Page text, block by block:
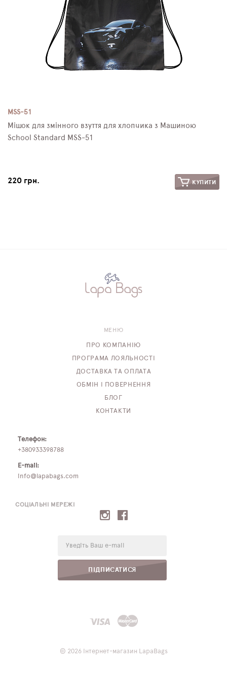
MSS-51
Мішок для змінного взуття для хлопчика з Машиною
School Standard MSS-51
220 грн. КУПИТИ
СОЦІАЛЬНІ МЕРЕЖІ
ПІДПИСАТИСЯ
МЕНЮ
ПРО КОМПАНІЮ
ПРОГРАМА ЛОЯЛЬНОСТІ
ДОСТАВКА ТА ОПЛАТА
ОБМІН І ПОВЕРНЕННЯ
БЛОГ
КОНТАКТИ
Телефон:
+380933398788
E-mail:
info@lapabags.com
© 2026 Інтернет-магазин LapaBags